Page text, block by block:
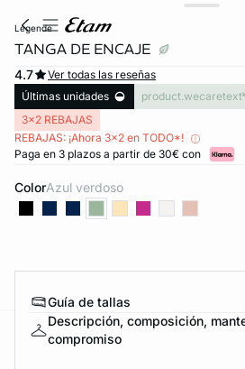
legende
TANGA DE ENCAJE
4.7
Ver todas las reseñas
Últimas unidades
product.wecaretext
3x2 REBAJAS
REBAJAS: ¡Ahora 3x2 en TODO*!
Paga en 3 plazos a partir de 30€ con
Color azul verdoso
Guía de tallas
Descripción, composición,
compromiso